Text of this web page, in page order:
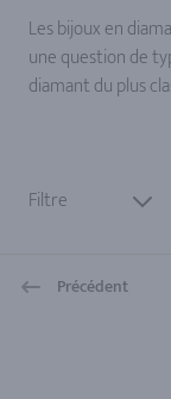
Les bijoux en
une question de
diamant du plus
Filtre
Précédent